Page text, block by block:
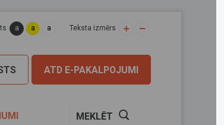
a a a Teksta izmērs
ATD E-PAKALPOJUMI
MEKLĒT